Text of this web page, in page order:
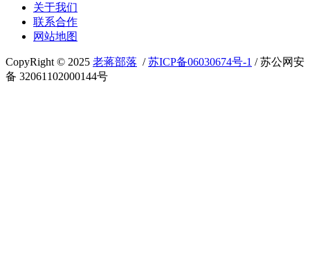
关于我们
联系合作
网站地图
CopyRight © 2025 老蒋部落 /苏ICP备06030674号-1 / 苏公网安
备 32061102000144号